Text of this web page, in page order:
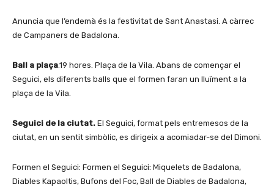
Anuncia que l’endemà és la festivitat de Sant Anastasi. A càrrec
de Campaners de Badalona.
Ball a plaça.19 hores. Plaça de la Vila. Abans de començar el
Seguici, els diferents balls que el formen faran un lluïment a la
plaça de la Vila.
Seguici de la ciutat. El Seguici, format pels entremesos de la
ciutat, en un sentit simbòlic, es dirigeix a acomiadar-se del Dimoni.
Formen el Seguici: Formen el Seguici: Miquelets de Badalona,
Diables Kapaoltis, Bufons del Foc, Ball de Diables de Badalona,